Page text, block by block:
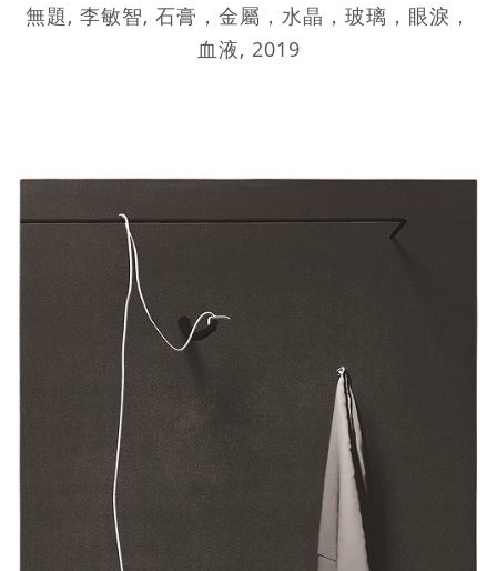
無題, 李敏智, 石膏，金屬，水晶，玻璃，眼淚，
血液, 2019